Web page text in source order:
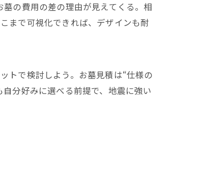
の費用の差の理由が見えてくる。相
まで可視化できれば、デザインも耐
トで検討しよう。お墓見積は“仕様の
分好みに選べる前提で、地震に強い